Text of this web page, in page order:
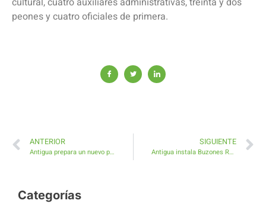
peones y cuatro oficiales de primera.
ANTERIOR
Antigua prepara un nuevo plan de formación gratuita en el sector primario 2021
SIGUIENTE
Antigua instala Buzones Reales de cartas y deseos para Sus Majestades de Oriente
Categorías